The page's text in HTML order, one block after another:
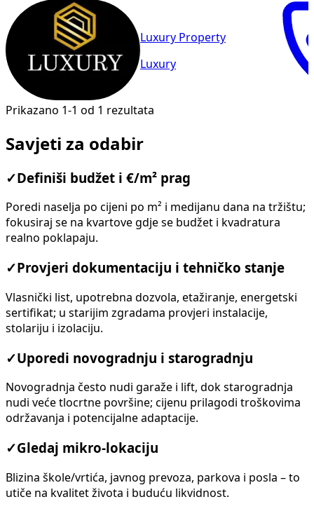
Luxury Property
Luxury
Prikazano 1-1 od 1 rezultata
Savjeti za odabir
✓ Definiši budžet i €/m² prag
Poredi naselja po cijeni po m² i medijanu dana na tržištu;
fokusiraj se na kvartove gdje se budžet i kvadratura
realno poklapaju.
✓ Provjeri dokumentaciju i tehničko stanje
Vlasnički list, upotrebna dozvola, etažiranje, energetski
sertifikat; u starijim zgradama provjeri instalacije,
stolariju i izolaciju.
✓Uporedi novogradnju i starogradnju
Novogradnja često nudi garaže i lift, dok starogradnja
nudi veće tlocrtne površine; cijenu prilagodi troškovima
održavanja i potencijalne adaptacije.
✓Gledaj mikro-lokaciju
Blizina škole/vrtića, javnog prevoza, parkova i posla – to
utiče na kvalitet života i buduću likvidnost.